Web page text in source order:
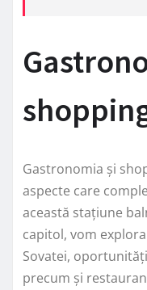
Gastronomia și
aspecte care
această stațiune
capitol, vom
Sovatei,
precum și